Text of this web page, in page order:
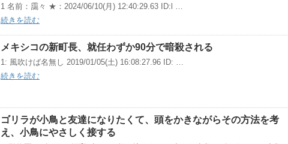
1 名前：靄々 ★：2024/06/10(月) 12:40:29.63 ID:l …
続きを読む
メキシコの新町長、就任わずか90分で暗殺される
1: 風吹けば名無し 2019/01/05(土) 16:08:27.96 ID: …
続きを読む
ゴリラが小鳥と友達になりたくて、頭をかきながらその方法を考
え、小鳥にやさしく接する